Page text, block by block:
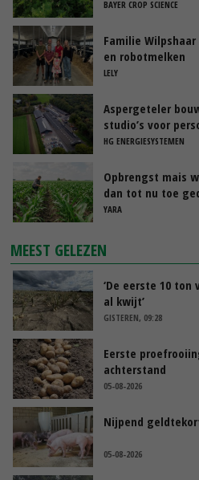
BAYER CROP SCIENCE
Familie
en robotmelken
LELY
Aspergeteler
studio’s voor
HG ENERGIESYSTEMEN
Opbrengst mais
dan tot nu toe
YARA
MEEST GELEZEN
‘De eerste 10
al kwijt’
GISTEREN, 09:28
Eerste
achterstand
05-08-2026
Nijpend
05-08-2026